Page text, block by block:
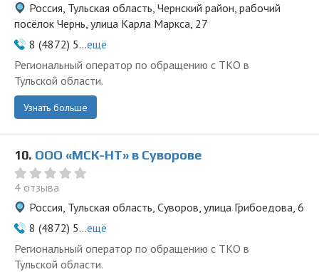
Россия, Тульская область, Чернский район, рабочий
посёлок Чернь, улица Карла Маркса, 27
8 (4872) 5...ещё
Региональный оператор по обращению с ТКО в
Тульской области.
Узнать больше
10. ООО «МСК-НТ» в Суворове
4 отзыва
Россия, Тульская область, Суворов, улица Грибоедова, 6
8 (4872) 5...ещё
Региональный оператор по обращению с ТКО в
Тульской области.